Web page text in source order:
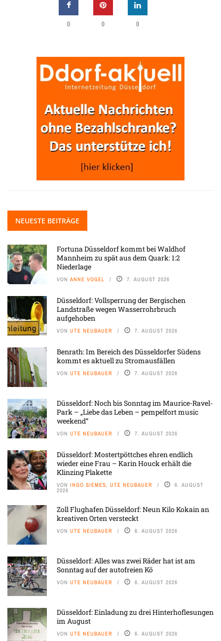
0 0 0
NEUESTE BEITRÄGE
Fortuna Düsseldorf kommt bei Waldhof
Mannheim zu spät aus dem Quark: 1:2
Niederlage
VON ANNE VOGEL 7. AUGUST 2026
Düsseldorf: Vollsperrung der Bergischen
Landstraße wegen Wasserrohrbruch
aufgehoben
VON UTE NEUBAUER 7. AUGUST 2026
Benrath: Im Bereich des Düsseldorfer Südens
kommt es aktuell zu Stromausfällen
VON UTE NEUBAUER 7. AUGUST 2026
Düsseldorf: Noch bis Sonntag im Maurice-Ravel-
Park – „Liebe das Leben – pempelfort music
weekend“
VON UTE NEUBAUER 7. AUGUST 2026
Düsseldorf: Mostertpöttches ehren endlich
wieder eine Frau – Karin Houck erhält die
Klinzing Plakette
VON INGO SIEMES, UTE NEUBAUER 6. AUGUST
2026
Zoll Flughafen Düsseldorf: Neun Kilo Kokain an
kreativen Orten versteckt
VON UTE NEUBAUER 6. AUGUST 2026
Düsseldorf: Alles was zwei Räder hat ist am
Sonntag auf der autofreien Kö
VON UTE NEUBAUER 6. AUGUST 2026
Düsseldorf: Einladung zu drei Hinterhoflesungen
im August
VON UTE NEUBAUER 6. AUGUST 2026